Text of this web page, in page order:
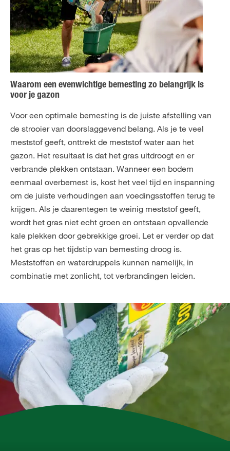
Waarom een evenwichtige bemesting zo belangrijk is
voor je gazon
Voor een optimale bemesting is de juiste afstelling van
de strooier van doorslaggevend belang. Als je te veel
meststof geeft, onttrekt de meststof water aan het
gazon. Het resultaat is dat het gras uitdroogt en er
verbrande plekken ontstaan. Wanneer een bodem
eenmaal overbemest is, kost het veel tijd en inspanning
om de juiste verhoudingen aan voedingsstoffen terug te
krijgen. Als je daarentegen te weinig meststof geeft,
wordt het gras niet echt groen en ontstaan opvallende
kale plekken door gebrekkige groei. Let er verder op dat
het gras op het tijdstip van bemesting droog is.
Meststoffen en waterdruppels kunnen namelijk, in
combinatie met zonlicht, tot verbrandingen leiden.